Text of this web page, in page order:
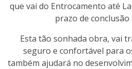
que vai do Entrocamento até
prazo de conclusão
Esta tão sonhada obra, vai
seguro e confortável para
também ajudará no